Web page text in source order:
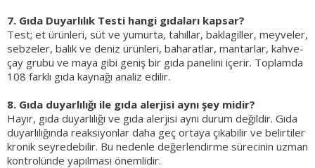
7. Gıda Duyarlılık Testi hangi gıdaları kapsar?
Test; et ürünleri, süt ve yumurta, tahıllar, baklagiller, meyveler,
sebzeler, balık ve deniz ürünleri, baharatlar, mantarlar, kahve-
çay grubu ve maya gibi geniş bir gıda panelini içerir. Toplamda
108 farklı gıda kaynağı analiz edilir.
8. Gıda duyarlılığı ile gıda alerjisi aynı şey midir?
Hayır, gıda duyarlılığı ve gıda alerjisi aynı durum değildir. Gıda
duyarlılığında reaksiyonlar daha geç ortaya çıkabilir ve belirtiler
kronik seyredebilir. Bu nedenle değerlendirme sürecinin uzman
kontrolünde yapılması önemlidir.